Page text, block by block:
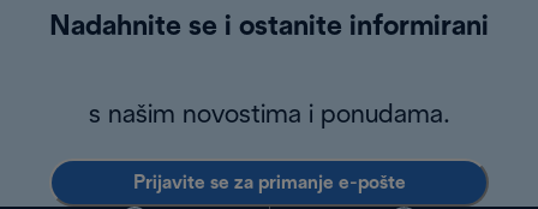
Nadahnite se i ostanite informirani
s našim novostima i ponudama.
Prijavite se za primanje e-pošte